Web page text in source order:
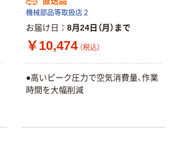
機械部品等取扱店２
お届け日 8月24日（月）まで
￥10,474 （税込）
●高いピーク圧力で空気消費量、作業
時間を大幅削減